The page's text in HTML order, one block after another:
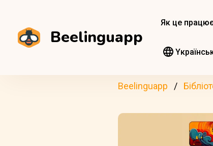
Beelinguapp
Як це
Beelinguapp